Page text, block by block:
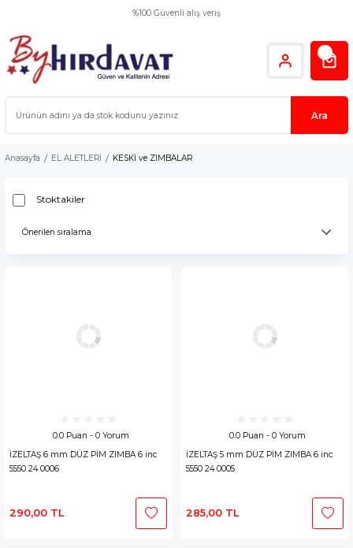
%100 Güvenli alış veriş
Ara
Anasayfa EL ALETLERİ KESKİ ve ZIMBALAR
Stoktakiler
0.0 Puan - 0 Yorum
İZELTAŞ 6 mm DÜZ PİM ZIMBA 6 inc
5550 24 0006
290,00 TL
0.0 Puan - 0 Yorum
İZELTAŞ 5 mm DÜZ PİM ZIMBA 6 inc
5550 24 0005
285,00 TL